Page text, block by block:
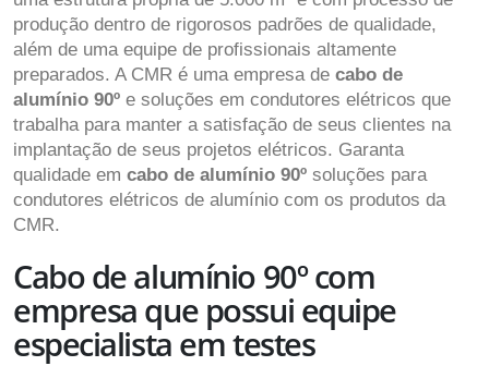
produção dentro de rigorosos padrões de qualidade,
além de uma equipe de profissionais altamente
preparados. A CMR é uma empresa de cabo de
alumínio 90º e soluções em condutores elétricos que
trabalha para manter a satisfação de seus clientes na
implantação de seus projetos elétricos. Garanta
qualidade em cabo de alumínio 90º soluções para
condutores elétricos de alumínio com os produtos da
CMR.
Cabo de alumínio 90º com
empresa que possui equipe
especialista em testes